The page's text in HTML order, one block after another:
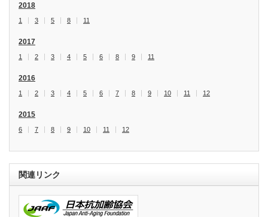
2018
1 3 5 8 11
2017
1 2 3 4 5 6 8 9 11
2016
1 2 3 4 5 6 7 8 9 10 11 12
2015
6 7 8 9 10 11 12
関連リンク